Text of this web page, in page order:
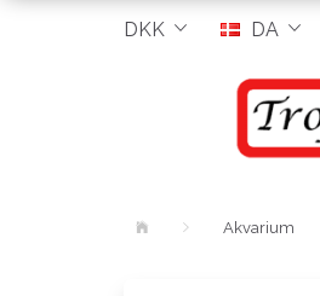
DKK DA
Akvarium